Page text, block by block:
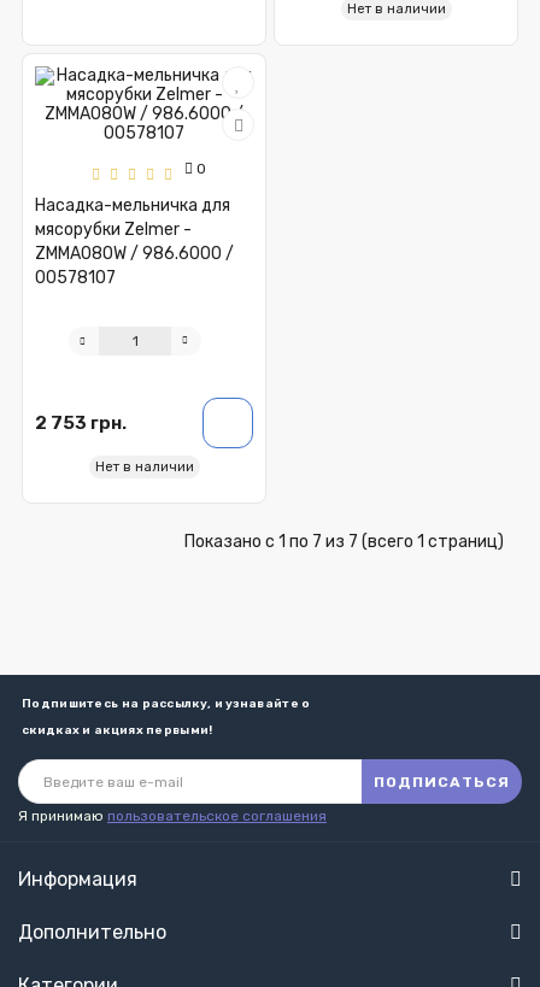
Нет в наличии
0
Насадка-мельничка для
мясорубки Zelmer -
ZMMA080W / 986.6000 /
00578107
2 753 грн.
Нет в наличии
Показано с 1 по 7 из 7 (всего 1 страниц)
Подпишитесь на рассылку, и узнавайте о
скидках и акциях первыми!
ПОДПИСАТЬСЯ
Я принимаю пользовательское соглашения
Информация
Дополнительно